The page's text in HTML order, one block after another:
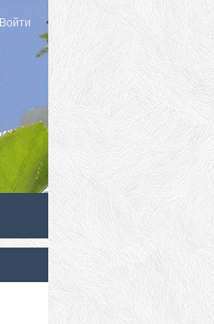
Войти